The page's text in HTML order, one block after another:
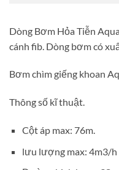
Dòng Bơm Hỏa Tiễn
cánh fib. Dòng bơm có
Bơm chìm giếng khoan
Thông số kĩ thuật.
Cột áp max: 76m.
lưu lượng max: 4m3/h